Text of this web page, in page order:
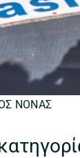
ΝΟΝΑΣ